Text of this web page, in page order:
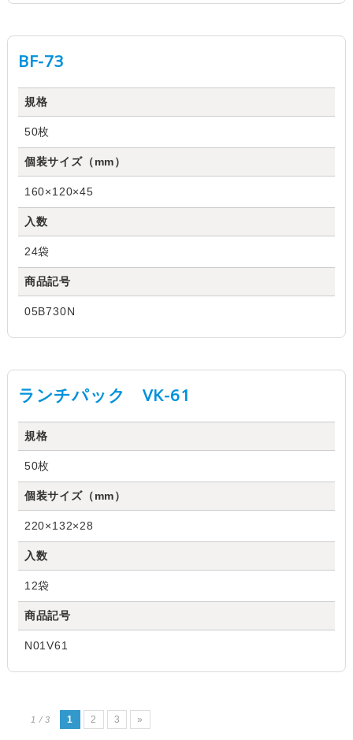
BF-73
規格
50枚
個装サイズ（mm）
160×120×45
入数
24袋
商品記号
05B730N
ランチパック VK-61
規格
50枚
個装サイズ（mm）
220×132×28
入数
12袋
商品記号
N01V61
1 / 3 1 2 3 »